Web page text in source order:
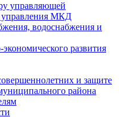
управляющей
управления МКД
водоснабжения и
развития
и защите
района